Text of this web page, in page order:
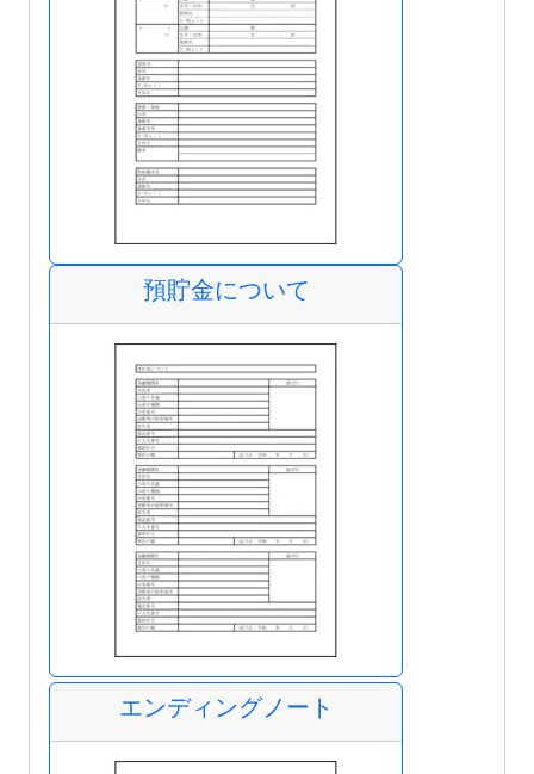
預貯金について
エンディングノート